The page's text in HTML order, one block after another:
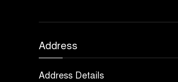
Address
Address Details